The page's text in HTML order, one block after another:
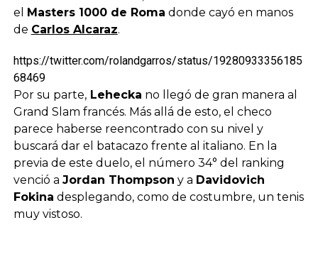
el Masters 1000 de Roma donde cayó en manos
de Carlos Alcaraz.
https://twitter.com/rolandgarros/status/19280933356185
68469
Por su parte,Lehecka no llegó de gran manera al
Grand Slam francés. Más allá de esto, el checo
parece haberse reencontrado con su nivel y
buscará dar el batacazo frente al italiano. En la
previa de este duelo, el número 34° del ranking
venció a Jordan Thompson y a Davidovich
Fokina desplegando, como de costumbre, un tenis
muy vistoso.